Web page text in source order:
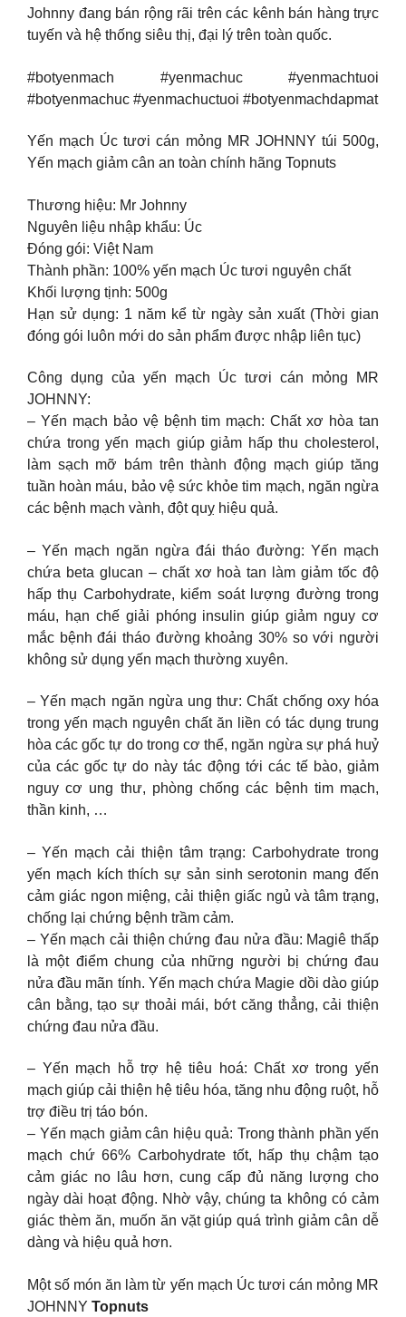
Johnny đang bán rộng rãi trên các kênh bán hàng trực
tuyến và hệ thống siêu thị, đại lý trên toàn quốc.
#botyenmach #yenmachuc #yenmachtuoi
#botyenmachuc #yenmachuctuoi #botyenmachdapmat
Yến mạch Úc tươi cán mỏng MR JOHNNY túi 500g,
Yến mạch giảm cân an toàn chính hãng Topnuts
Thương hiệu: Mr Johnny
Nguyên liệu nhập khẩu: Úc
Đóng gói: Việt Nam
Thành phần: 100% yến mạch Úc tươi nguyên chất
Khối lượng tịnh: 500g
Hạn sử dụng: 1 năm kể từ ngày sản xuất (Thời gian
đóng gói luôn mới do sản phẩm được nhập liên tục)
Công dụng của yến mạch Úc tươi cán mỏng MR
JOHNNY:
– Yến mạch bảo vệ bệnh tim mạch: Chất xơ hòa tan
chứa trong yến mạch giúp giảm hấp thu cholesterol,
làm sạch mỡ bám trên thành động mạch giúp tăng
tuần hoàn máu, bảo vệ sức khỏe tim mạch, ngăn ngừa
các bệnh mạch vành, đột quỵ hiệu quả.
– Yến mạch ngăn ngừa đái tháo đường: Yến mạch
chứa beta glucan – chất xơ hoà tan làm giảm tốc độ
hấp thụ Carbohydrate, kiểm soát lượng đường trong
máu, hạn chế giải phóng insulin giúp giảm nguy cơ
mắc bệnh đái tháo đường khoảng 30% so với người
không sử dụng yến mạch thường xuyên.
– Yến mạch ngăn ngừa ung thư: Chất chống oxy hóa
trong yến mạch nguyên chất ăn liền có tác dụng trung
hòa các gốc tự do trong cơ thể, ngăn ngừa sự phá huỷ
của các gốc tự do này tác động tới các tế bào, giảm
nguy cơ ung thư, phòng chống các bệnh tim mạch,
thần kinh, …
– Yến mạch cải thiện tâm trạng: Carbohydrate trong
yến mạch kích thích sự sản sinh serotonin mang đến
cảm giác ngon miệng, cải thiện giấc ngủ và tâm trạng,
chống lại chứng bệnh trầm cảm.
– Yến mạch cải thiện chứng đau nửa đầu: Magiê thấp
là một điểm chung của những người bị chứng đau
nửa đầu mãn tính. Yến mạch chứa Magie dồi dào giúp
cân bằng, tạo sự thoải mái, bớt căng thẳng, cải thiện
chứng đau nửa đầu.
– Yến mạch hỗ trợ hệ tiêu hoá: Chất xơ trong yến
mạch giúp cải thiện hệ tiêu hóa, tăng nhu động ruột, hỗ
trợ điều trị táo bón.
– Yến mạch giảm cân hiệu quả: Trong thành phần yến
mạch chứ 66% Carbohydrate tốt, hấp thụ chậm tạo
cảm giác no lâu hơn, cung cấp đủ năng lượng cho
ngày dài hoạt động. Nhờ vậy, chúng ta không có cảm
giác thèm ăn, muốn ăn vặt giúp quá trình giảm cân dễ
dàng và hiệu quả hơn.
Một số món ăn làm từ yến mạch Úc tươi cán mỏng MR
JOHNNY Topnuts